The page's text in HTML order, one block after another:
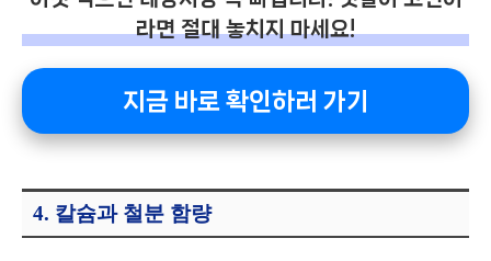
라면 절대 놓치지 마세요!
지금 바로 확인하러 가기
4. 칼슘과 철분 함량